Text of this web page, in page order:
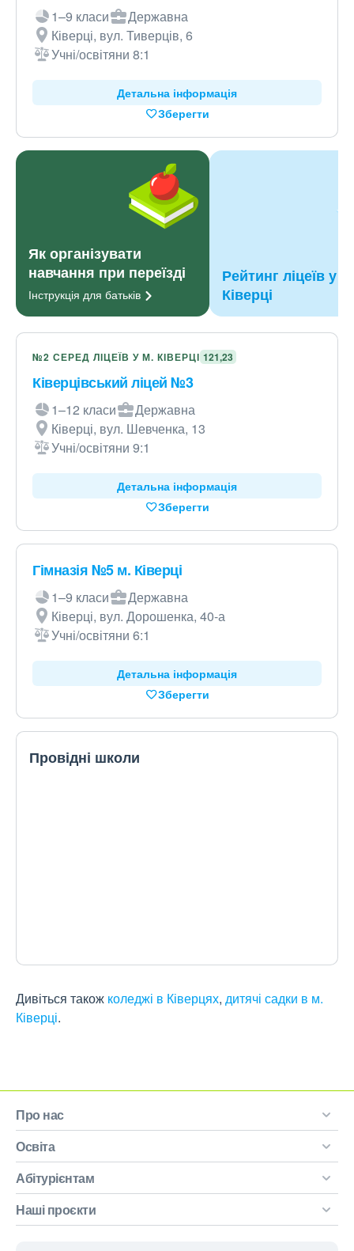
1–9 класи
Державна
Ківерці, вул. Тиверців, 6
Учні/освітяни 8:1
Детальна інформація
Зберегти
Як організувати
навчання при переїзді
Інструкція для батьків
Рейтинг ліцеїв у м.
Ківерці
№2 СЕРЕД ЛІЦЕЇВ У М. КІВЕРЦІ 121,23
Ківерцівський ліцей №3
1–12 класи
Державна
Ківерці, вул. Шевченка, 13
Учні/освітяни 9:1
Детальна інформація
Зберегти
Гімназія №5 м. Ківерці
1–9 класи
Державна
Ківерці, вул. Дорошенка, 40-а
Учні/освітяни 6:1
Детальна інформація
Зберегти
Провідні школи
Дивіться також коледжі в Ківерцях, дитячі садки в м.
Ківерці.
Про нас
Освіта
Абітурієнтам
Наші проєкти